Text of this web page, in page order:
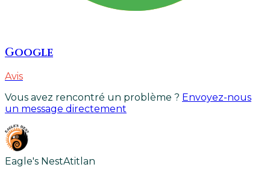
Google
Avis
Vous avez rencontré un problème ? Envoyez-nous
un message directement
Eagle's NestAtitlan